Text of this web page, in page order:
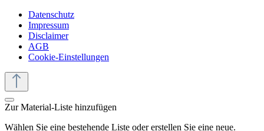
Datenschutz
Impressum
Disclaimer
AGB
Cookie-Einstellungen
Zur Material-Liste hinzufügen
Wählen Sie eine bestehende Liste oder erstellen Sie eine neue.